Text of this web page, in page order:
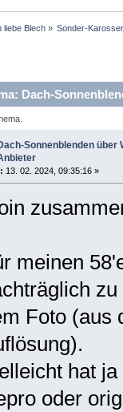
liebe Blech» Sonder-
Dach-
Sonnenblenden über
13. 02. 2024, 09:35:16 »
meinen
Foto (aus
hat
oder